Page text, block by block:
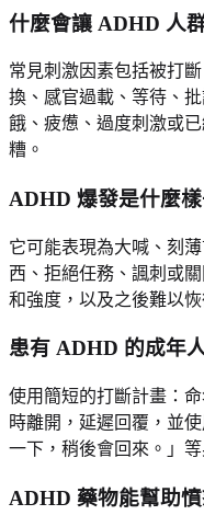
什麼會讓 ADHD 人
常見刺激因素包括被打
換、感官過載、等待、
餓、疲憊、過度刺激或
糟。
ADHD 爆發是什麼樣
它可能表現為大喊、刻
西、拒絕任務、諷刺或
和強度，以及之後難以恢
患有 ADHD 的成年
使用簡短的打斷計畫：
時離開，延遲回覆，並
一下，稍後會回來。」
ADHD 藥物能幫助